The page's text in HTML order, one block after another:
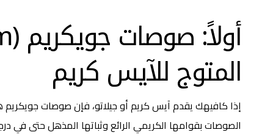
المتوج للآيس كريم
إذا كافيهك يقدم آيس كريم أو جيلاتو، فإن صوصات جويكريم